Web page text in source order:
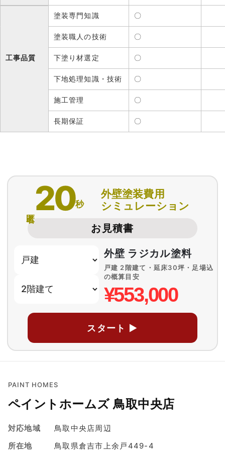
塗装専門知識 〇
塗装職人の技術 〇
工事品質 下塗り材選定 〇
下地処理知識・技術 〇
施工管理 〇
長期保証 〇
20秒
外壁塗装費用
シミュレーション
お見積書
外壁 ラジカル塗料
戸建 2階建て・延床30坪・足場込
の概算目安
¥553,000
スタート ▶
PAINT HOMES
ペイントホームズ 鳥取中央店
対応地域
鳥取中央店周辺
所在地
鳥取県倉吉市上余戸449-4